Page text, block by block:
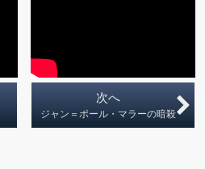
次へ
ジャン＝ポール・マラーの暗殺